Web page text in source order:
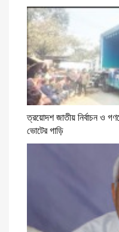
ত্রয়োদশ জাতীয় নির্বাচন ও
ভোটের গাড়ি